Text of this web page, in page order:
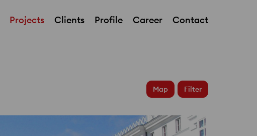
Projects Clients Profile Career Contact
Grandhotel The Fontenay
Map Filter